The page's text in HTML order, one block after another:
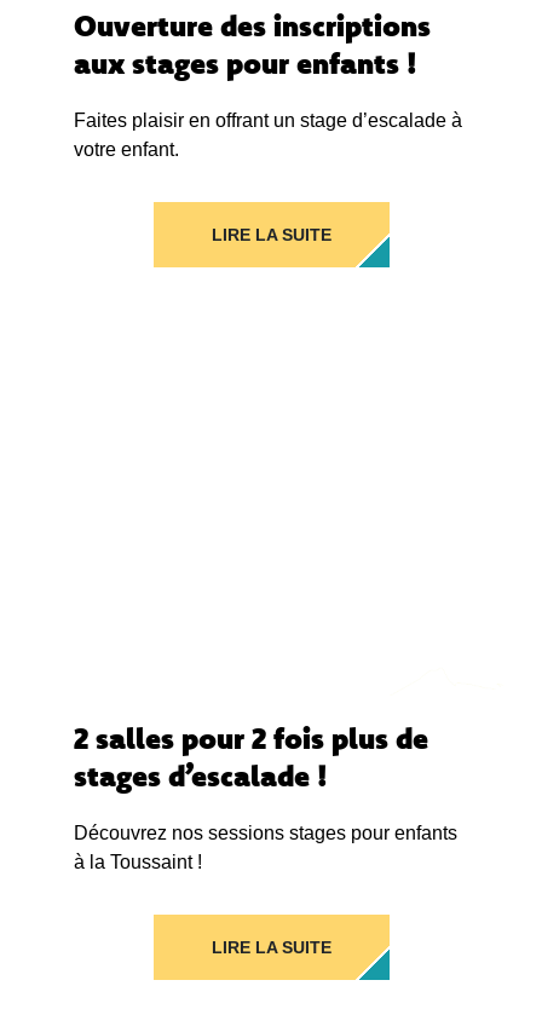
Ouverture des inscriptions
aux stages pour enfants !
Faites plaisir en offrant un stage d’escalade à
votre enfant.
LIRE LA SUITE
2 salles pour 2 fois plus de
stages d’escalade !
Découvrez nos sessions stages pour enfants
à la Toussaint !
LIRE LA SUITE